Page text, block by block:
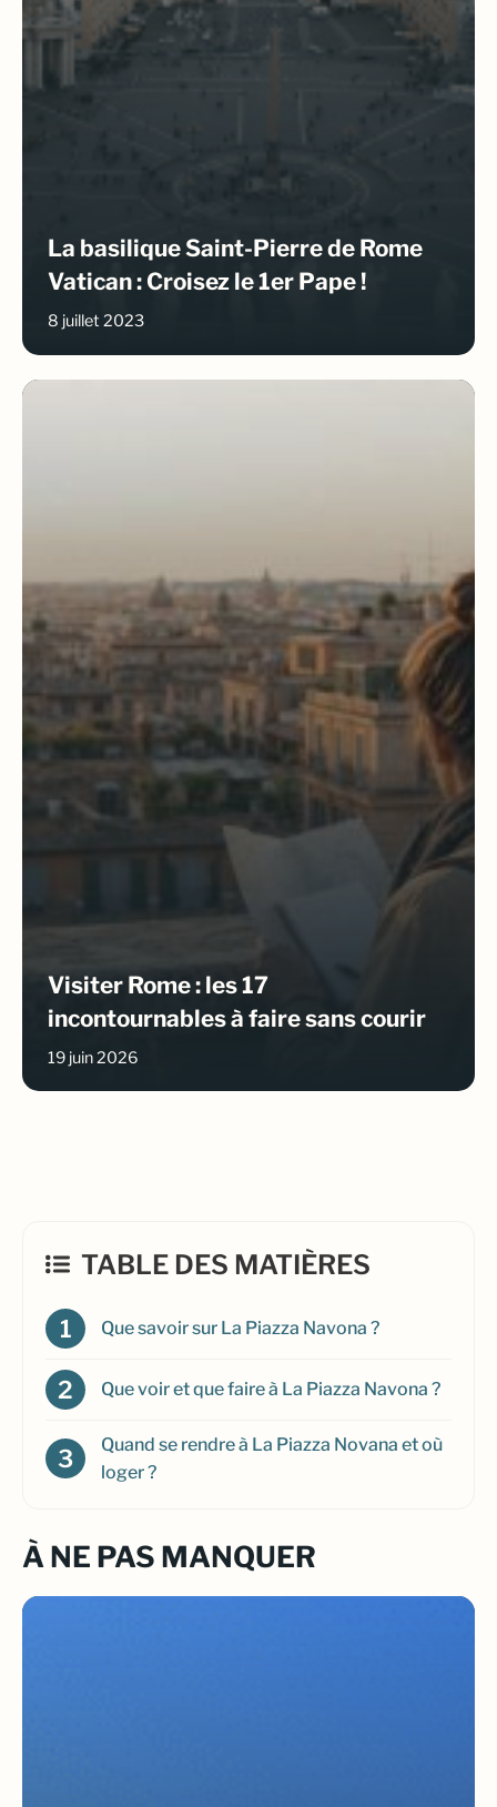
La basilique Saint-Pierre de Rome
Vatican : Croisez le 1er Pape !
8 juillet 2023
Visiter Rome : les 17
incontournables à faire sans courir
19 juin 2026
TABLE DES MATIÈRES
Que savoir sur La Piazza Navona ?
Que voir et que faire à La Piazza Navona ?
Quand se rendre à La Piazza Novana et où
loger ?
À NE PAS MANQUER